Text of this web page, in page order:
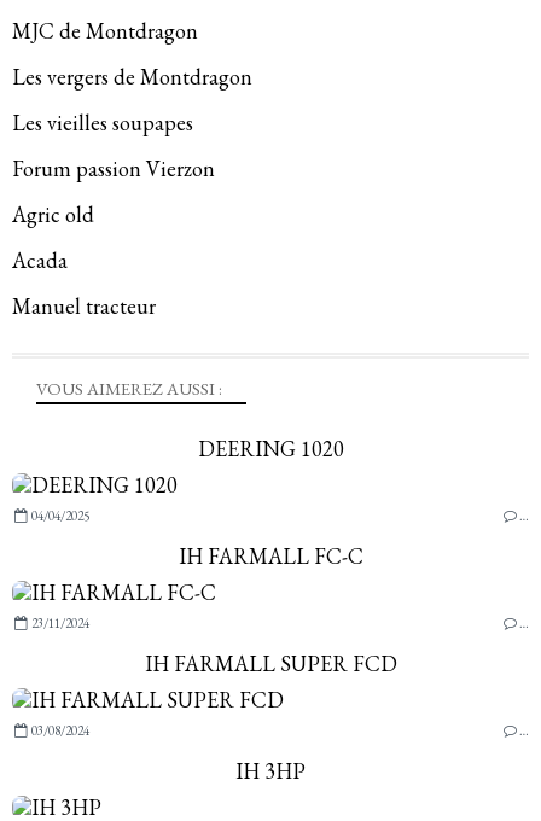
VOUS AIMEREZ AUSSI :
DEERING 1020
04/04/2025 …
IH FARMALL FC-C
23/11/2024 …
IH FARMALL SUPER FCD
03/08/2024 …
IH 3HP
MJC de Montdragon
Les vergers de Montdragon
Les vieilles soupapes
Forum passion Vierzon
Agric old
Acada
Manuel tracteur